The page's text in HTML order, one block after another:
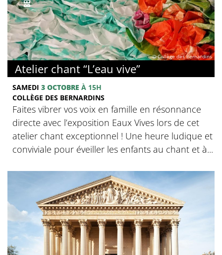
© Collège des Bernardins
Atelier chant “L’eau vive”
SAMEDI 3 OCTOBRE À 15H
COLLÈGE DES BERNARDINS
Faites vibrer vos voix en famille en résonnance
directe avec l’exposition Eaux Vives lors de cet
atelier chant exceptionnel ! Une heure ludique et
conviviale pour éveiller les enfants au chant et à...